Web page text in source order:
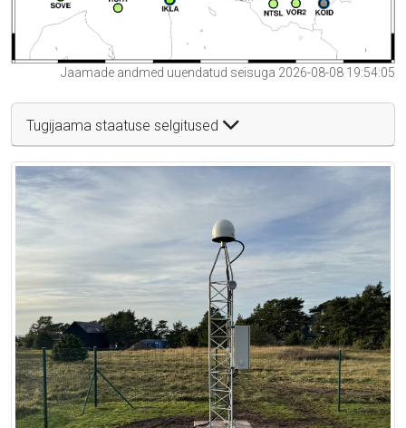
Jaamade andmed uuendatud seisuga 2026-08-08 19:54:05
Tugijaama staatuse selgitused